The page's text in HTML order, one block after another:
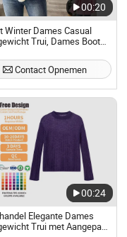
00:20
Winter Dames Casual
Trui, Dames Boot
Pullover Trui
Contact Opnemen
00:24
Elegante Dames
Trui met Aangepast